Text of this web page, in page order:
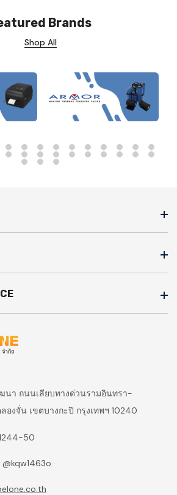
Brands
Shop All
า ถนนเลียบทางด่วนรามอินทรา-
องจั่น เขตบางกะปิ กรุงเทพฯ 10240
50